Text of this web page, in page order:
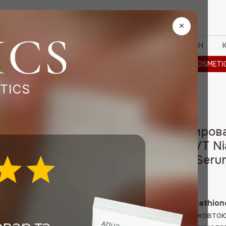
БРЕНДИ ЗНИЖКИ ПРО МАГАЗИН
REEDLE SHOT -20% · BRAYE -30% · VT COSMETICS
Мікропінна
глутатіоном VT
Micro Bubble
₴
VT Niacinamide
сироватка зі світло-
×